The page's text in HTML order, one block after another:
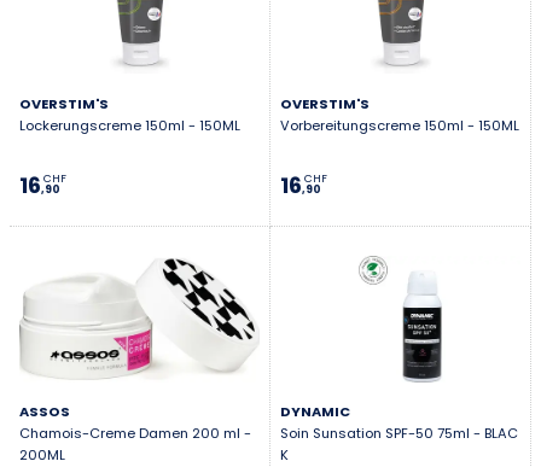
OVERSTIM'S
Lockerungscreme 150ml - 150ML
16,90
CHF
OVERSTIM'S
Vorbereitungscreme 150ml - 150ML
16,90
CHF
ASSOS
Chamois-Creme Damen 200 ml -
200ML
DYNAMIC
Soin Sunsation SPF-50 75ml - BLAC
K